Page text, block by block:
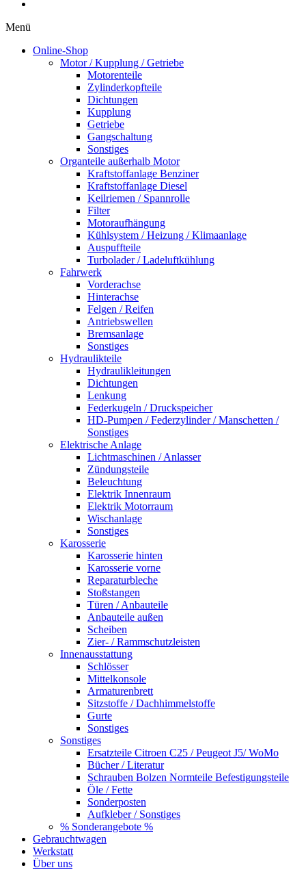
Menü
Online-Shop
Motor / Kupplung / Getriebe
Motorenteile
Zylinderkopfteile
Dichtungen
Kupplung
Getriebe
Gangschaltung
Sonstiges
Organteile außerhalb Motor
Kraftstoffanlage Benziner
Kraftstoffanlage Diesel
Keilriemen / Spannrolle
Filter
Motoraufhängung
Kühlsystem / Heizung / Klimaanlage
Auspuffteile
Turbolader / Ladeluftkühlung
Fahrwerk
Vorderachse
Hinterachse
Felgen / Reifen
Antriebswellen
Bremsanlage
Sonstiges
Hydraulikteile
Hydraulikleitungen
Dichtungen
Lenkung
Federkugeln / Druckspeicher
HD-Pumpen / Federzylinder / Manschetten /
Sonstiges
Elektrische Anlage
Lichtmaschinen / Anlasser
Zündungsteile
Beleuchtung
Elektrik Innenraum
Elektrik Motorraum
Wischanlage
Sonstiges
Karosserie
Karosserie hinten
Karosserie vorne
Reparaturbleche
Stoßstangen
Türen / Anbauteile
Anbauteile außen
Scheiben
Zier- / Rammschutzleisten
Innenausstattung
Schlösser
Mittelkonsole
Armaturenbrett
Sitzstoffe / Dachhimmelstoffe
Gurte
Sonstiges
Sonstiges
Ersatzteile Citroen C25 / Peugeot J5/ WoMo
Bücher / Literatur
Schrauben Bolzen Normteile Befestigungsteile
Öle / Fette
Sonderposten
Aufkleber / Sonstiges
% Sonderangebote %
Gebrauchtwagen
Werkstatt
Über uns